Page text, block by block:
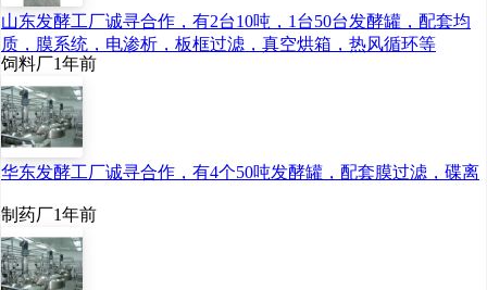
山东发酵工厂诚寻合作，有2台10吨，1台50台发酵罐，配套均
质，膜系统，电渗析，板框过滤，真空烘箱，热风循环等
饲料厂1年前
华东发酵工厂诚寻合作，有4个50吨发酵罐，配套膜过滤，碟离
制药厂1年前